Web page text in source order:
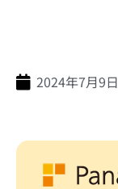
2024年7月9日